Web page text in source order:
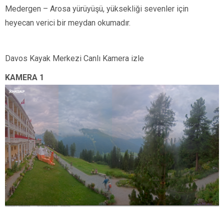
Medergen – Arosa yürüyüşü, yüksekliği sevenler için
heyecan verici bir meydan okumadır.
Davos Kayak Merkezi Canlı Kamera izle
KAMERA 1